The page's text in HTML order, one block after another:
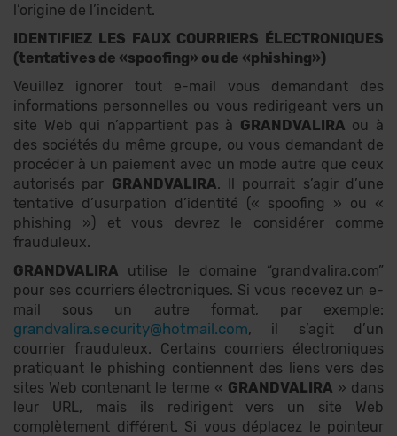
l’origine de l’incident.
IDENTIFIEZ LES FAUX COURRIERS ÉLECTRONIQUES
(tentatives de «spoofing» ou de «phishing»)
Veuillez ignorer tout e-mail vous demandant des
informations personnelles ou vous redirigeant vers un
site Web qui n’appartient pas à GRANDVALIRA ou à
des sociétés du même groupe, ou vous demandant de
procéder à un paiement avec un mode autre que ceux
autorisés par GRANDVALIRA. Il pourrait s’agir d’une
tentative d’usurpation d’identité (« spoofing » ou «
phishing ») et vous devrez le considérer comme
frauduleux.
GRANDVALIRA utilise le domaine “grandvalira.com”
pour ses courriers électroniques. Si vous recevez un e-
mail sous un autre format, par exemple:
grandvalira.security@hotmail.com, il s’agit d’un
courrier frauduleux. Certains courriers électroniques
pratiquant le phishing contiennent des liens vers des
sites Web contenant le terme « GRANDVALIRA » dans
leur URL, mais ils redirigent vers un site Web
complètement différent. Si vous déplacez le pointeur